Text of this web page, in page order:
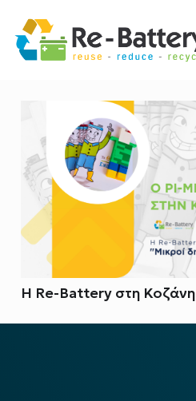
Η Re-Battery στη Κοζάνη